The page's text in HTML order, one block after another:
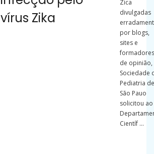
vírus Zika
Zica
divulgadas
por blogs,
sites e
formadores
de opinião,
Sociedade
Pediatria de
São Pauo
solicitou ao
Científ ...